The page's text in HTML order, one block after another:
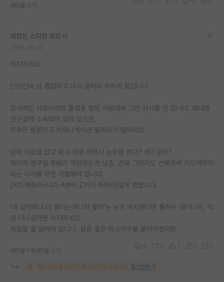
대댓글 쓰기
재밌는 스티븐 호킹
하지마세요.
단언컨데 님 졸업하고 나서 골머리 썩히게 할겁니다.
상식적인 사람이라면 졸업을 앞둔 사람에게 그런 지시를 안 합니다. 왜냐면
연구실에 소속되어 있지 않으면,
의욕은 물론이고 커뮤니케이션 퀄리티가 떨어져요.
님이 직장을 잡고 회사 생활 하면서 논문을 쓴다? 왜? 굳이?
차라리 연구실 후배가 작성하는게 낫죠. 근데 그마저도 선배로써 지도해줘라
라는 지시를 하면 거절해야 합니다.
[지도해줘라=니가 A부터 Z까지 봐줘라]일게 뻔합니다.
'내 실적하나 더 쌓이는거니까 좋지'는 님이 박사한다면 통하는 얘기니까, 직
장 다니실거면 하지마세요.
거절할 줄 알아야 합니다. 물론 좋은 미사여구를 붙여야겠지만
대댓글 1개 대댓글 쓰기
해당 댓글을 보려면 로그인이 필요합니다. 로그인하기